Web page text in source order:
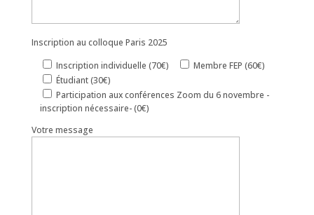
Inscription au colloque Paris 2025
Inscription individuelle (70€)
Membre FEP (60€)
Étudiant (30€)
Participation aux conférences Zoom du 6 novembre -
inscription nécessaire- (0€)
Votre message